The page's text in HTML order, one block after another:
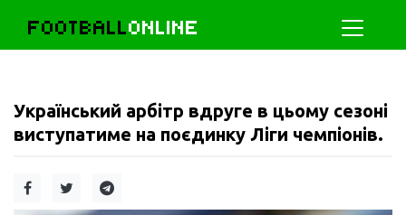
FOOTBALLONLINE
Український арбітр вдруге в цьому сезоні
виступатиме на поєдинку Ліги чемпіонів.